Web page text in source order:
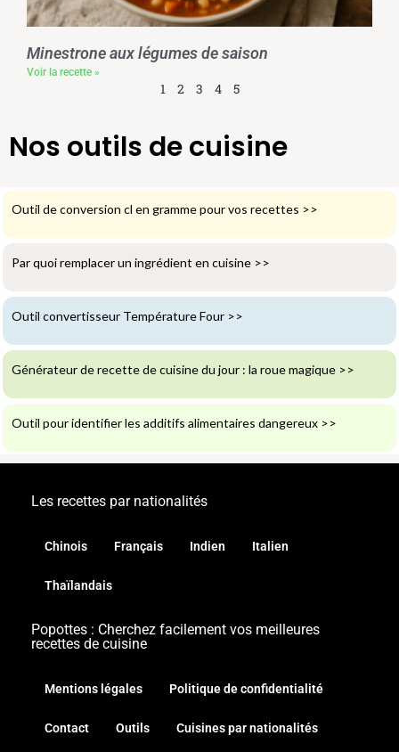
Minestrone aux légumes de saison
Voir la recette »
1 2 3 4 5
Nos outils de cuisine
Outil de conversion cl en gramme pour vos recettes >>
Par quoi remplacer un ingrédient en cuisine >>
Outil convertisseur Température Four >>
Générateur de recette de cuisine du jour : la roue magique >>
Outil pour identifier les additifs alimentaires dangereux >>
Les recettes par nationalités
Chinois Français Indien Italien
Thaïlandais
Popottes : Cherchez facilement vos meilleures
recettes de cuisine
Mentions légales Politique de confidentialité
Contact Outils Cuisines par nationalités